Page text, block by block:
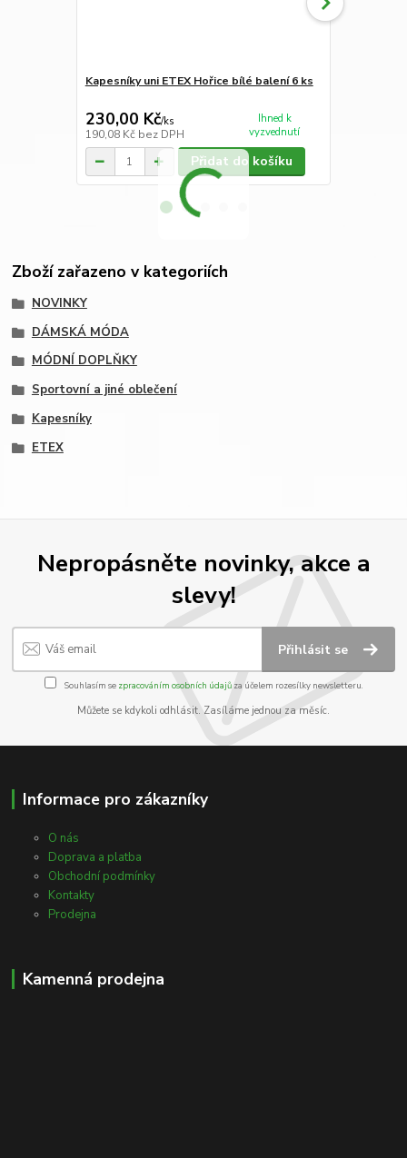
Kapesníky uni ETEX Hořice bílé balení 6 ks
230,00 Kč/ks
190,08 Kč bez DPH
Ihned k
vyzvednutí
Přidat do košíku
Zboží zařazeno v kategoriích
NOVINKY
DÁMSKÁ MÓDA
MÓDNÍ DOPLŇKY
Sportovní a jiné oblečení
Kapesníky
ETEX
Nepropásněte novinky, akce a
slevy!
Přihlásit se
Souhlasím se zpracováním osobních údajůza účelem rozesílky newsletteru.
Můžete se kdykoli odhlásit. Zasíláme jednou za měsíc.
Informace pro zákazníky
O nás
Doprava a platba
Obchodní podmínky
Kontakty
Prodejna
Kamenná prodejna